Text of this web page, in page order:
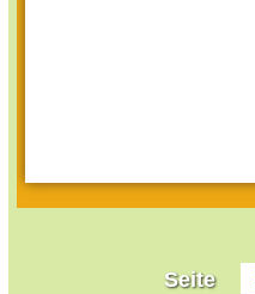
Seite